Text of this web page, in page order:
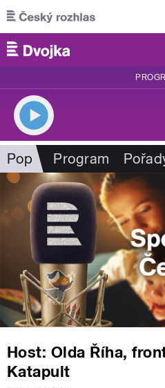
Přejít k hlavnímu obsahu
Pop Program
Host: Olda Říha,
Katapult